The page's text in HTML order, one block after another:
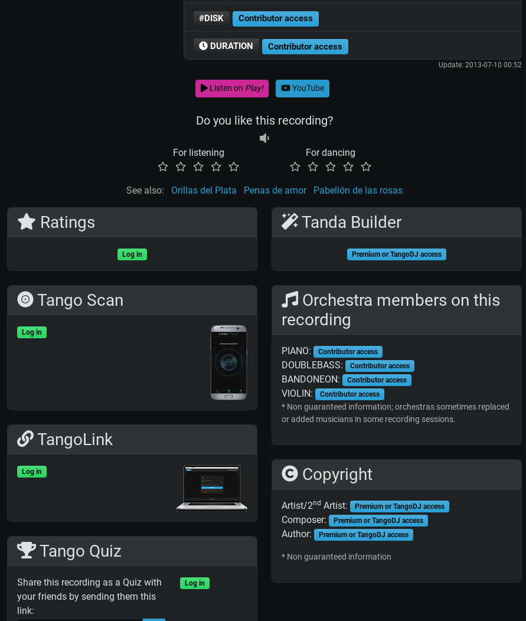
#DISK Contributor access
DURATION Contributor access
Update: 2013-07-10 00:52
Listen on Play! YouTube
Do you like this recording?
For listening For dancing
See also: Orillas del Plata Penas de amor Pabellón de las rosas
Ratings
Log in
Tango Scan
Log in
TangoLink
Log in
Tango Quiz
Share this recording as a Quiz with
your friends by sending them this
link:
Log in
Tanda Builder
Premium or TangoDJ access
Orchestra members on this
recording
PIANO: Contributor access
DOUBLEBASS: Contributor access
BANDONEON: Contributor access
VIOLIN: Contributor access
* Non guaranteed information; orchestras sometimes replaced
or added musicians in some recording sessions.
Copyright
Artist/2nd Artist: Premium or TangoDJ access
Composer: Premium or TangoDJ access
Author: Premium or TangoDJ access
* Non guaranteed information